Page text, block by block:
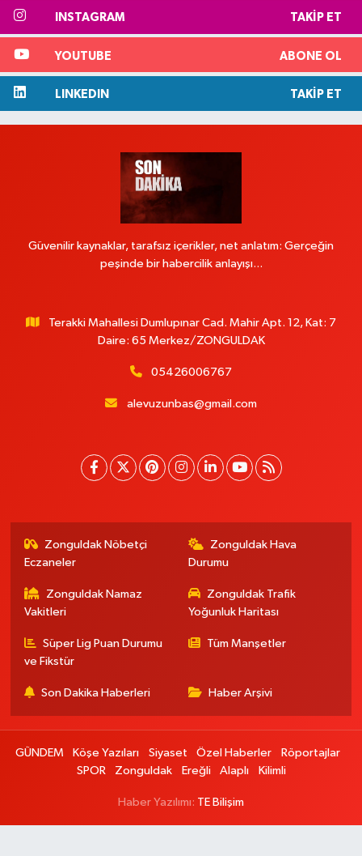
INSTAGRAM TAKIP ET
YOUTUBE ABONE OL
LINKEDIN TAKIP ET
Güvenilir kaynaklar, tarafsız içerikler, net anlatım: Gerçeğin
peşinde bir habercilik anlayışı...
Terakki Mahallesi Dumlupınar Cad. Mahir Apt. 12, Kat: 7
Daire: 65 Merkez/ZONGULDAK
05426006767
alevuzunbas@gmail.com
Zonguldak Nöbetçi
Eczaneler
Zonguldak Hava
Durumu
Zonguldak Namaz
Vakitleri
Zonguldak Trafik
Yoğunluk Haritası
Süper Lig Puan Durumu
ve Fikstür
Tüm Manşetler
Son Dakika Haberleri Haber Arşivi
GÜNDEM Köşe Yazıları Siyaset Özel Haberler
Röportajlar
SPOR
Zonguldak Ereğli Alaplı Kilimli
Haber Yazılımı: TE Bilişim